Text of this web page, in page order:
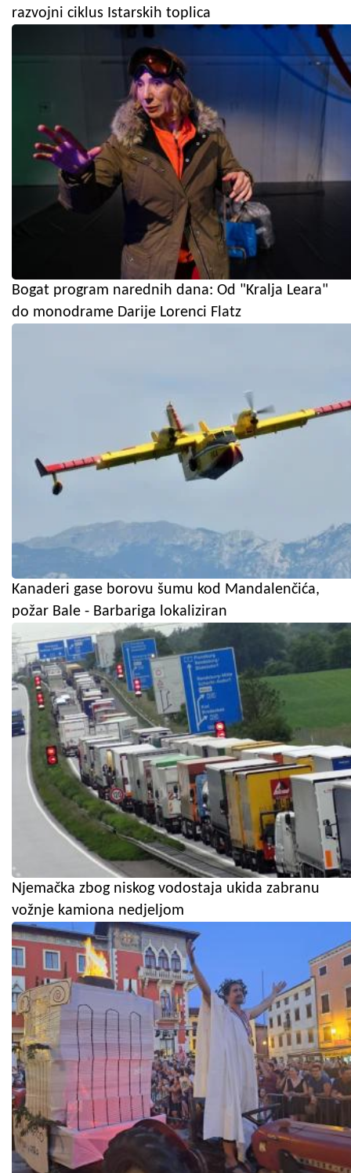
razvojni ciklus Istarskih toplica
Bogat program narednih dana: Od "Kralja Leara"
do monodrame Darije Lorenci Flatz
Kanaderi gase borovu šumu kod Mandalenčića,
požar Bale - Barbariga lokaliziran
Njemačka zbog niskog vodostaja ukida zabranu
vožnje kamiona nedjeljom